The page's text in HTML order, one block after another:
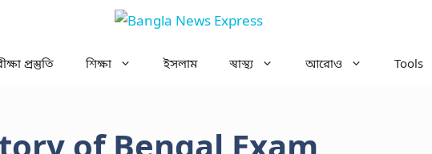
প্রস্তুতি শিক্ষা ইসলাম স্বাস্থ্য আরোও Tools